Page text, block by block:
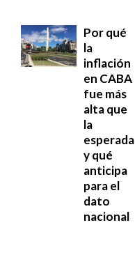
Por qué
la
inflación
en CABA
fue más
alta que
la
esperada
y qué
anticipa
para el
dato
nacional